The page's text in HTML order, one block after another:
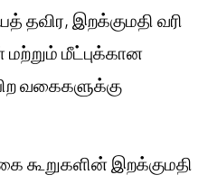
தவிர, இறக்குமதி வரி
மீட்புக்கான
வகைகளுக்கு
கூறுகளின் இறக்குமதி